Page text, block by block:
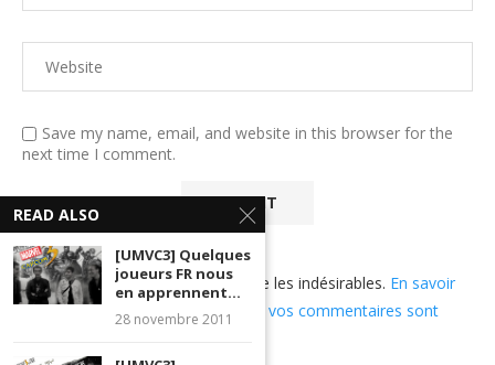
Save my name, email, and website in this browser for the
next time I comment.
Ce site utilise Akismet pour réduire les indésirables. En savoir
plus sur comment les données de vos commentaires sont
READ ALSO
[UMVC3] Quelques
joueurs FR nous
en apprennent...
28 novembre 2011